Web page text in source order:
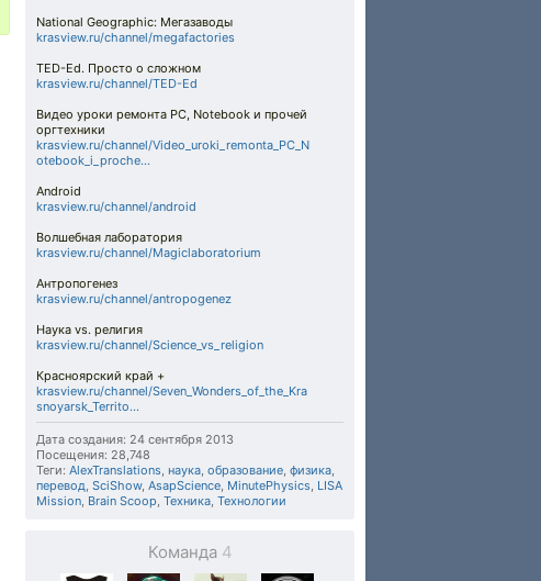
National Geographic: Мегазаводы
krasview.ru/channel/megafactories
TED-Ed. Просто о сложном
krasview.ru/channel/TED-Ed
Видео уроки ремонта PC, Notebook и прочей
оргтехники
krasview.ru/channel/Video_uroki_remonta_PC_N
otebook_i_proche...
Android
krasview.ru/channel/android
Волшебная лаборатория
krasview.ru/channel/Magiclaboratorium
Антропогенез
krasview.ru/channel/antropogenez
Наука vs. религия
krasview.ru/channel/Science_vs_religion
Красноярский край +
krasview.ru/channel/Seven_Wonders_of_the_Kra
snoyarsk_Territo...
Дата создания: 24 сентября 2013
Посещения: 28,748
Теги: AlexTranslations, наука, образование, физика,
перевод, SciShow, AsapScience, MinutePhysics, LISA
Mission, Brain Scoop, Техника, Технологии
Команда 4